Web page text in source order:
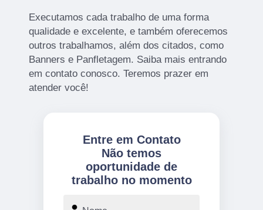
Executamos cada trabalho de uma forma
qualidade e excelente, e também oferecemos
outros trabalhamos, além dos citados, como
Banners e Panfletagem. Saiba mais entrando
em contato conosco. Teremos prazer em
atender você!
Entre em Contato
Não temos
oportunidade de
trabalho no momento